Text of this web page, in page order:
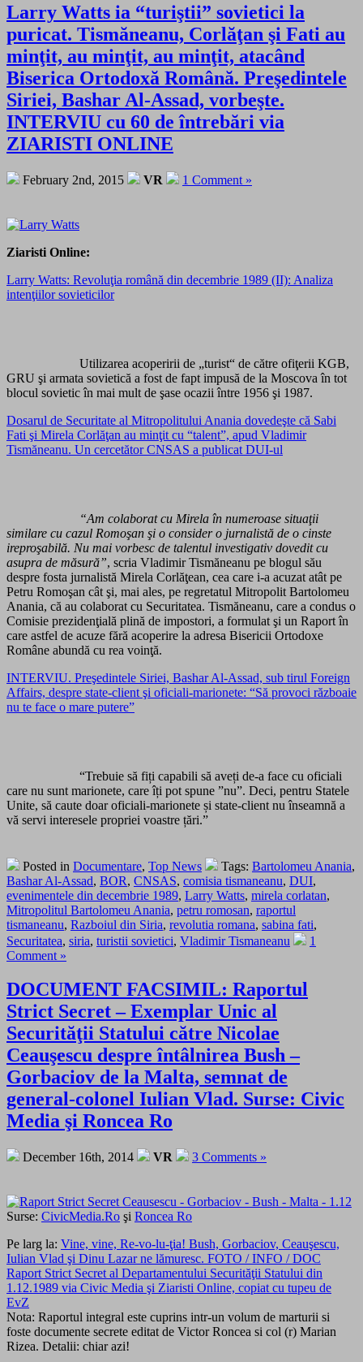
Larry Watts ia “turiştii” sovietici la
puricat. Tismăneanu, Corlăţan şi Fati au
minţit, au minţit, au minţit, atacând
Biserica Ortodoxă Română. Preşedintele
Siriei, Bashar Al-Assad, vorbeşte.
INTERVIU cu 60 de întrebări via
ZIARISTI ONLINE
February 2nd, 2015 VR 1 Comment »
Ziaristi Online:
Larry Watts: Revoluţia română din decembrie 1989 (II): Analiza
intenţiilor sovieticilor
Utilizarea acoperirii de „turist“ de către ofiţerii KGB,
GRU şi armata sovietică a fost de fapt impusă de la Moscova în tot
blocul sovietic în mai mult de şase ocazii între 1956 şi 1987.
Dosarul de Securitate al Mitropolitului Anania dovedeşte că Sabi
Fati şi Mirela Corlăţan au minţit cu “talent”, apud Vladimir
Tismăneanu. Un cercetător CNSAS a publicat DUI-ul
“Am colaborat cu Mirela în numeroase situaţii
similare cu cazul Romoşan şi o consider o jurnalistă de o cinste
ireproşabilă. Nu mai vorbesc de talentul investigativ dovedit cu
asupra de măsură”, scria Vladimir Tismăneanu pe blogul său
despre fosta jurnalistă Mirela Corlăţean, cea care i-a acuzat atât pe
Petru Romoşan cât şi, mai ales, pe regretatul Mitropolit Bartolomeu
Anania, că au colaborat cu Securitatea. Tismăneanu, care a condus o
Comisie prezidenţială plină de impostori, a formulat şi un Raport în
care astfel de acuze fără acoperire la adresa Bisericii Ortodoxe
Române abundă cu rea voinţă.
INTERVIU. Preşedintele Siriei, Bashar Al-Assad, sub tirul Foreign
Affairs, despre state-client şi oficiali-marionete: “Să provoci războaie
nu te face o mare putere”
“Trebuie să fiți capabili să aveți de-a face cu oficiali
care nu sunt marionete, care îți pot spune ”nu”. Deci, pentru Statele
Unite, să caute doar oficiali-marionete și state-client nu înseamnă a
vă servi interesele propriei voastre țări.”
Posted in Documentare, Top News Tags: Bartolomeu Anania,
Bashar Al-Assad, BOR, CNSAS, comisia tismaneanu, DUI,
evenimentele din decembrie 1989, Larry Watts, mirela corlatan,
Mitropolitul Bartolomeu Anania, petru romosan, raportul
tismaneanu, Razboiul din Siria, revolutia romana, sabina fati,
Securitatea, siria, turistii sovietici, Vladimir Tismaneanu
1
Comment »
DOCUMENT FACSIMIL: Raportul
Strict Secret – Exemplar Unic al
Securităţii Statului către Nicolae
Ceauşescu despre întâlnirea Bush –
Gorbaciov de la Malta, semnat de
general-colonel Iulian Vlad. Surse: Civic
Media şi Roncea Ro
December 16th, 2014 VR 3 Comments »
Surse: CivicMedia.Ro şi Roncea Ro
Pe larg la: Vine, vine, Re-vo-lu-ţia! Bush, Gorbaciov, Ceauşescu,
Iulian Vlad şi Dinu Lazar ne lămuresc. FOTO / INFO / DOC
Raport Strict Secret al Departamentului Securităţii Statului din
1.12.1989 via Civic Media şi Ziaristi Online, copiat cu tupeu de
EvZ
Nota: Raportul integral este cuprins intr-un volum de marturii si
foste documente secrete editat de Victor Roncea si col (r) Marian
Rizea. Detalii: chiar azi!